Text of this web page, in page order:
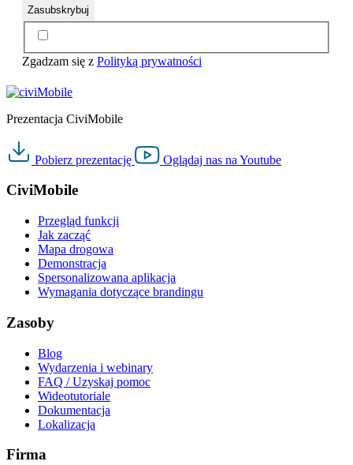
Zgadzam się z Polityką prywatności
Prezentacja CiviMobile
Pobierz prezentację Oglądaj nas na Youtube
CiviMobile
Przegląd funkcji
Jak zacząć
Mapa drogowa
Demonstracja
Spersonalizowana aplikacja
Wymagania dotyczące brandingu
Zasoby
Blog
Wydarzenia i webinary
FAQ / Uzyskaj pomoc
Wideotutoriale
Dokumentacja
Lokalizacja
Firma